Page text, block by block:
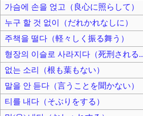
가슴에 손을 얹고（良心に照らして）
누구 할 것 없이（だれかれなしに）
주책을 떨다（軽々しく振る舞う）
형장의 이슬로 사라지다（死刑される..
없는 소리（根も葉もない）
말을 안 듣다（言うことを聞かない）
티를 내다（そぶりをする）